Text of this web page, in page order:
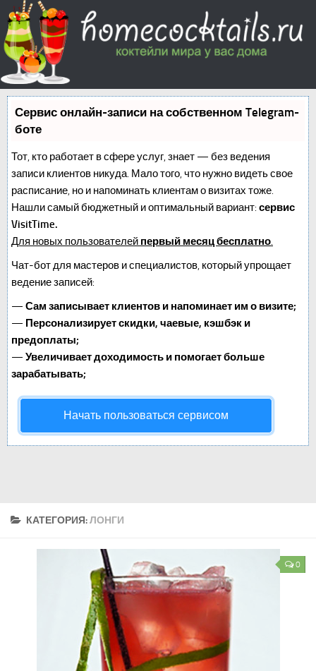
Сервис онлайн-записи на собственном Telegram-
боте
Тот, кто работает в сфере услуг, знает — без ведения
записи клиентов никуда. Мало того, что нужно видеть свое
расписание, но и напоминать клиентам о визитах тоже.
Нашли самый бюджетный и оптимальный вариант: сервис
VisitTime.
Для новых пользователей первый месяц бесплатно.
Чат-бот для мастеров и специалистов, который упрощает
ведение записей:
— Сам записывает клиентов и напоминает им о визите;
— Персонализирует скидки, чаевые, кэшбэк и
предоплаты;
— Увеличивает доходимость и помогает больше
зарабатывать;
Начать пользоваться сервисом
КАТЕГОРИЯ:ЛОНГИ
0